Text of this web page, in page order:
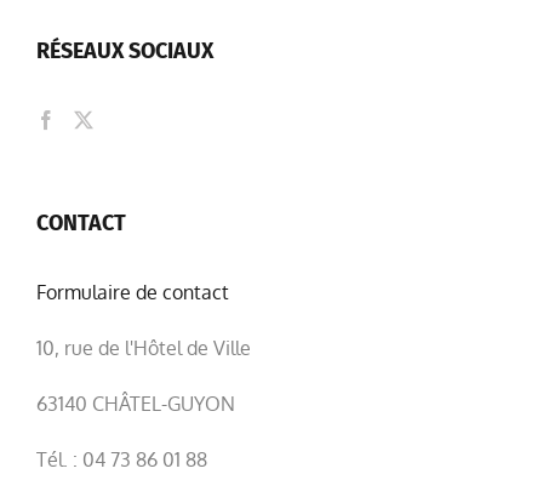
RÉSEAUX SOCIAUX
CONTACT
Formulaire de contact
10, rue de l'Hôtel de Ville
63140 CHÂTEL-GUYON
Tél. : 04 73 86 01 88